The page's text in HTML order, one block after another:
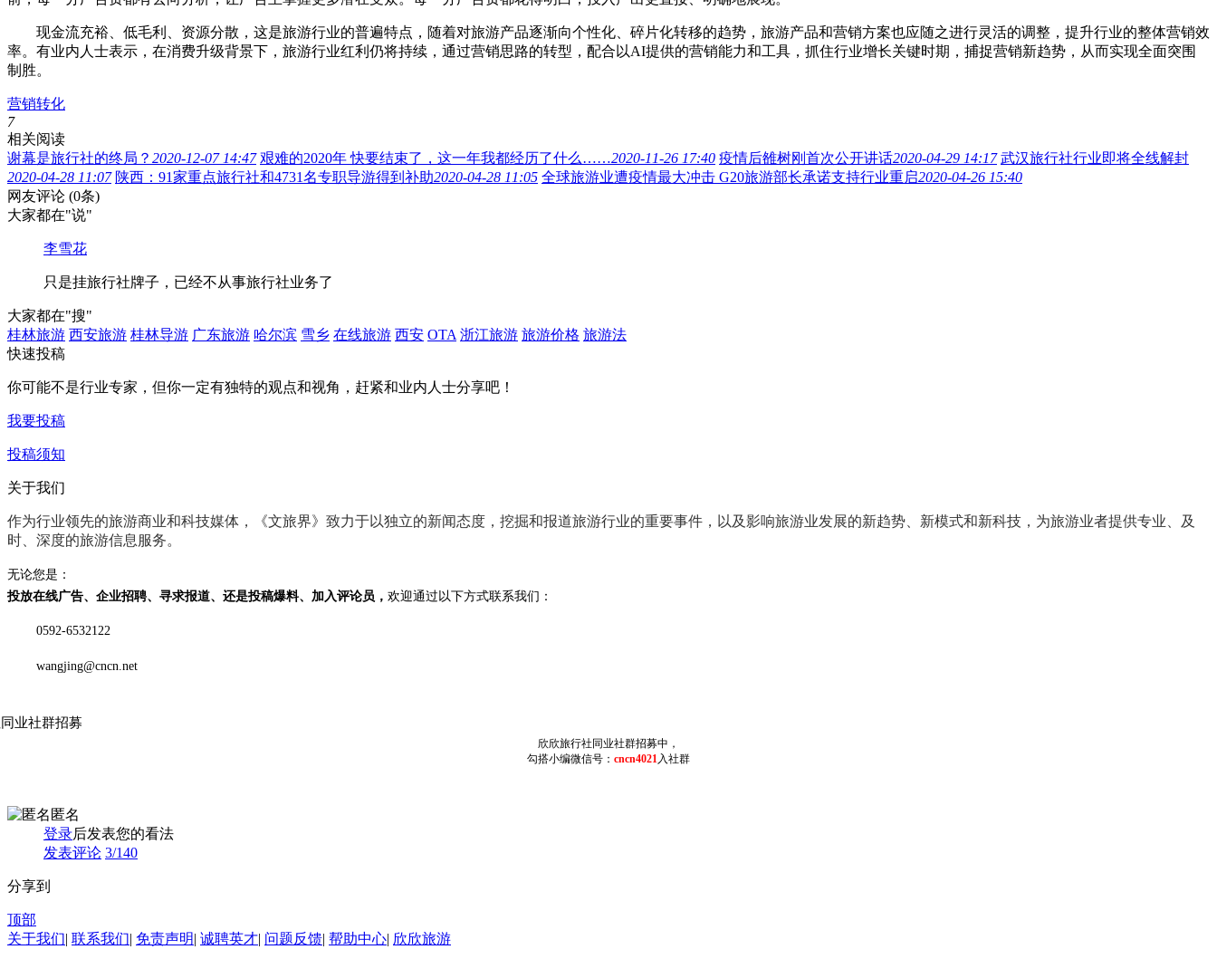
现金流充裕、低毛利、资源分散，这是旅游行业的普遍特点，随着对旅游产品逐渐向个性化、碎片化转移的趋势，旅游产品和营销方案也应随之进行灵活的调整，提升行业的整体营销效
率。有业内人士表示，在消费升级背景下，旅游行业红利仍将持续，通过营销思路的转型，配合以AI提供的营销能力和工具，抓住行业增长关键时期，捕捉营销新趋势，从而实现全面突围
制胜。
营销转化
7
相关阅读
谢幕是旅行社的终局？ 2020-12-07 14:47 艰难的2020年 快要结束了，这一年我都经历了什么……2020-11-26 17:40 疫情后雒树刚首次公开讲话2020-04-29 14:17 武汉旅行社行业即将全线解封
2020-04-28 11:07 陕西：91家重点旅行社和4731名专职导游得到补助2020-04-28 11:05 全球旅游业遭疫情最大冲击 G20旅游部长承诺支持行业重启2020-04-26 15:40
网友评论 (0条)
大家都在"说"
李雪花
只是挂旅行社牌子，已经不从事旅行社业务了
大家都在"搜"
桂林旅游 西安旅游 桂林导游 广东旅游 哈尔滨 雪乡 在线旅游 西安 OTA 浙江旅游 旅游价格 旅游法
快速投稿
你可能不是行业专家，但你一定有独特的观点和视角 ，赶紧和业内人士分享吧！
我要投稿
投稿须知
关于我们
作为行业领先的旅游商业和科技媒体，《文旅界》致力于以独立的新闻态度 ，挖掘和报道旅游行业的重要事件 ，以及影响旅游业发展的新趋势 新模式和新科技 ，为旅游业者提供专业、及
时、深度的旅游信息服务。
无论您是：
投放在线广告、企业招聘、寻求报道、还是投稿爆料、加入评论员， 欢迎通过以下方式联系我们：
0592-6532122
wangjing@cncn.net
业社群招募
欣欣旅行社同业社群招募中，
勾搭小编微信号： cncn4021入社群
匿名
登录后发表您的看法
发表评论 3/140
分享到
顶部
关于我们| 联系我们| 免责声明| 诚聘英才| 问题反馈| 帮助中心| 欣欣旅游